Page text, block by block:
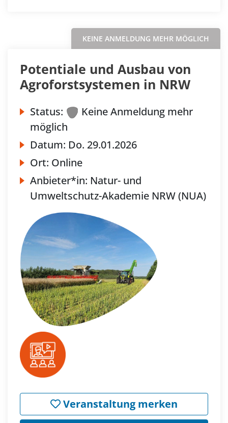
KEINE ANMELDUNG MEHR MÖGLICH
Potentiale und Ausbau von
Agroforstsystemen in NRW
Status:
Keine Anmeldung mehr
möglich
Datum: Do. 29.01.2026
Ort: Online
Anbieter*in: Natur- und
Umweltschutz-Akademie NRW (NUA)
Veranstaltung merken